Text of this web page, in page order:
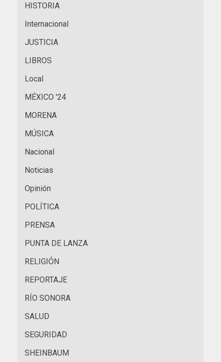
HISTORIA
Internacional
JUSTICIA
LIBROS
Local
MÉXICO '24
MORENA
MÚSICA
Nacional
Noticias
Opinión
POLÍTICA
PRENSA
PUNTA DE LANZA
RELIGIÓN
REPORTAJE
RÍO SONORA
SALUD
SEGURIDAD
SHEINBAUM